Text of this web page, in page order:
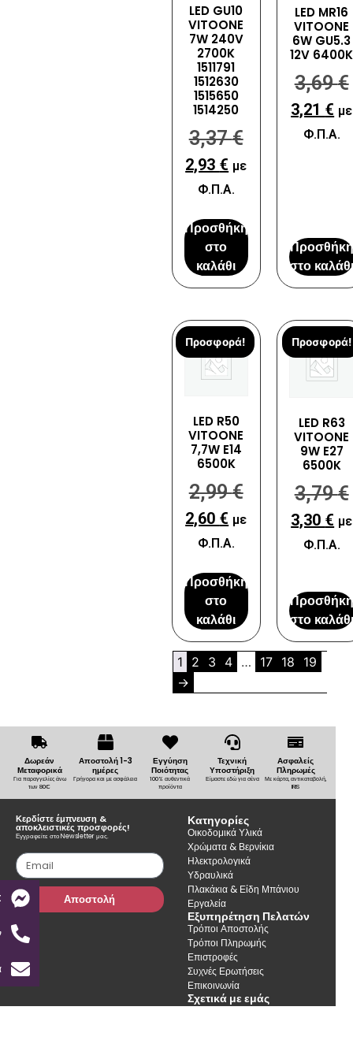
LED GU10
VITOONE
7W 240V
2700K
1511791
1512630
1515650
1514250
3,37€
2,93 € με
Φ.Π.Α.
Προσθήκη
στο
καλάθι
LED MR16
VITOONE
6W GU5.3
12V 6400K
3,69€
3,21 € με
Φ.Π.Α.
Προσθήκη
στο
Προσφορά!
LED R50
VITOONE
7,7W E14
6500K
2,99€
2,60 € με
Φ.Π.Α.
Προσθήκη
στο
καλάθι
Προσφορά!
LED R63
VITOONE
9W E27
6500K
3,79€
3,30 € με
Φ.Π.Α.
Προσθήκη
στο
1 2 3 4 … 17 18
19
→
Δωρεάν
Μεταφορικά
Για παραγγελίες άνω
των 80€
Αποστολή 1-3
ημέρες
Γρήγορα και με ασφάλεια
Εγγύηση
Ποιότητας
100% αυθεντικά
προϊόντα
Τεχνική
Υποστήριξη
Είμαστε εδώ για σένα
Ασφαλείς
Πληρωμές
Με κάρτα, αντικαταβολή,
IRIS
Κερδίστε έμπνευση &
αποκλειστικές προσφορές!
Εγγραφείτε στο Newsletter μας.
Αποστολή
Κατηγορίες
Οικοδομικά Υλικά
Χρώματα & Βερνίκια
Ηλεκτρολογικά
Υδραυλικά
Πλακάκια & Είδη Μπάνιου
Εργαλεία
Εξυπηρέτηση Πελατών
Τρόποι Αποστολής
Τρόποι Πληρωμής
Επιστροφές
Συχνές Ερωτήσεις
Επικοινωνία
Σχετικά με εμάς
Η Εταιρεία